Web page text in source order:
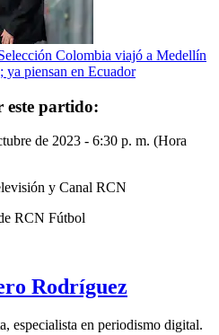
Colombia viajó a Medellín
piensan en Ecuador
este partido:
de 2023 - 6:30 p. m. (Hora
y Canal RCN
RCN Fútbol
Rodríguez
especialista en periodismo digital.